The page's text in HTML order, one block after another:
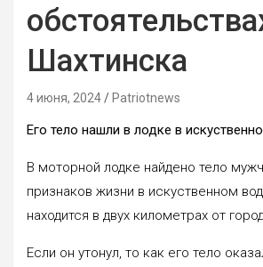
Шахтинска
4 июня, 2024 Patriotnews
Его тело нашли в лодке в
В моторной лодке найдено тело
признаков жизни в искуственном
находится в двух километрах от
Если он утонул, то как его тело